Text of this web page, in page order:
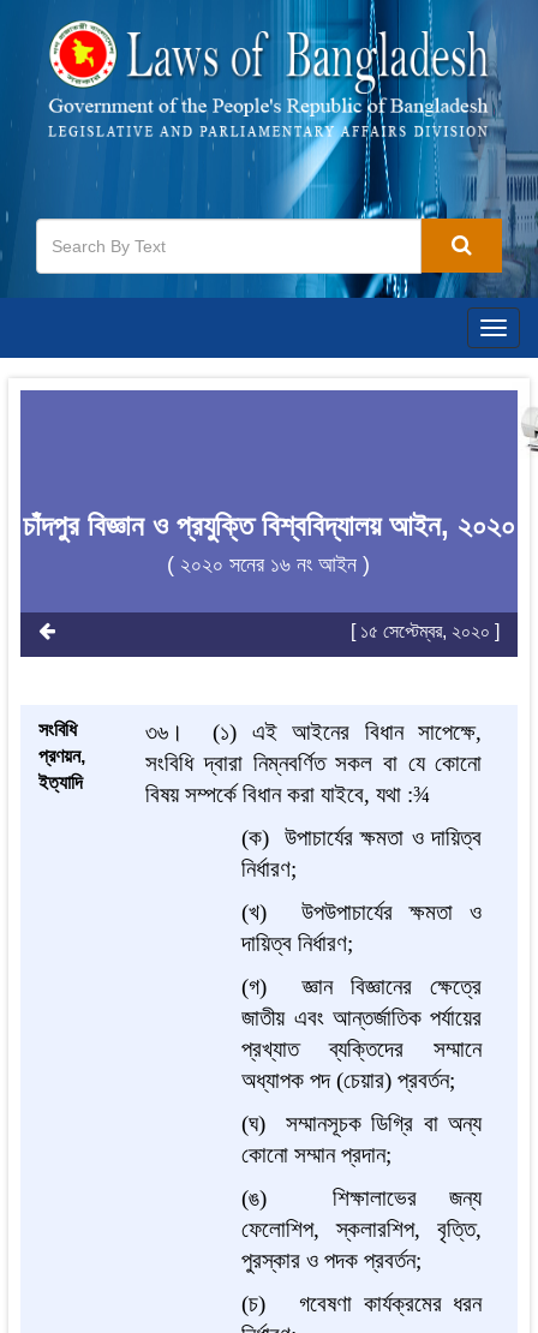
চাঁদপুর বিজ্ঞান ও প্রযুক্তি বিশ্ববিদ্যালয় আইন, ২০২০
( ২০২০ সনের ১৬ নং আইন )
[ ১৫ সেপ্টেম্বর, ২০২০ ]
সংবিধি
প্রণয়ন,
ইত্যাদি
৩৬।
(১) এই আইনের বিধান সাপেক্ষে,
সংবিধি দ্বারা নিম্নবর্ণিত সকল বা যে কোনো
বিষয় সম্পর্কে বিধান করা যাইবে, যথা :¾
(ক) উপাচার্যের ক্ষমতা ও দায়িত্ব
নির্ধারণ;
(খ) উপউপাচার্যের ক্ষমতা ও
দায়িত্ব নির্ধারণ;
(গ) জ্ঞান বিজ্ঞানের ক্ষেত্রে
জাতীয় এবং আন্তর্জাতিক পর্যায়ের
প্রখ্যাত ব্যক্তিদের সম্মানে
অধ্যাপক পদ (চেয়ার) প্রবর্তন;
(ঘ) সম্মানসূচক ডিগ্রি বা অন্য
কোনো সম্মান প্রদান;
(ঙ) শিক্ষালাভের জন্য
ফেলোশিপ, স্কলারশিপ, বৃত্তি,
পুরস্কার ও পদক প্রবর্তন;
(চ) গবেষণা কার্যক্রমের ধরন